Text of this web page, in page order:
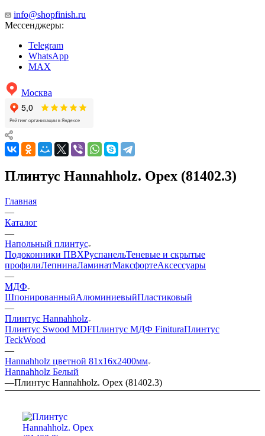
info@shopfinish.ru
Мессенджеры:
Telegram
WhatsApp
MAX
Москва
Плинтус Hannahholz. Орех (81402.3)
Главная
—
Каталог
—
Напольный плинтус
Подоконники ПВХРуспанельТеневые и скрытые
профилиЛепнинаЛаминатМаксфортеАксессуары
—
МДФ
ШпонированныйАлюминиевыйПластиковый
—
Плинтус Hannahholz
Плинтус Swood MDFПлинтус МДФ FinituraПлинтус
TeckWood
—
Hannahholz цветной 81х16х2400мм
Hannahholz Белый
—Плинтус Hannahholz. Орех (81402.3)